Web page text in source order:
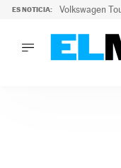
ES NOTICIA: Volkswagen